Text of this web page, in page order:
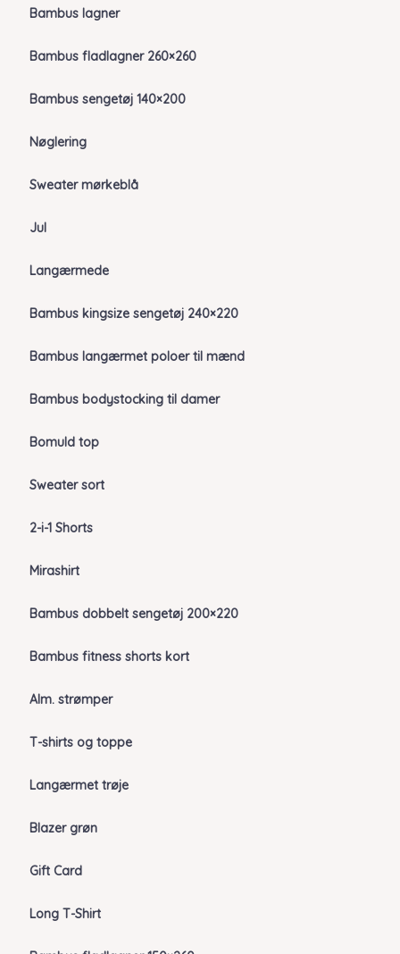
Bambus lagner
Bambus fladlagner 260×260
Bambus sengetøj 140×200
Nøglering
Sweater mørkeblå
Jul
Langærmede
Bambus kingsize sengetøj 240×220
Bambus langærmet poloer til mænd
Bambus bodystocking til damer
Bomuld top
Sweater sort
2-i-1 Shorts
Mirashirt
Bambus dobbelt sengetøj 200×220
Bambus fitness shorts kort
Alm. strømper
T-shirts og toppe
Langærmet trøje
Blazer grøn
Gift Card
Long T-Shirt